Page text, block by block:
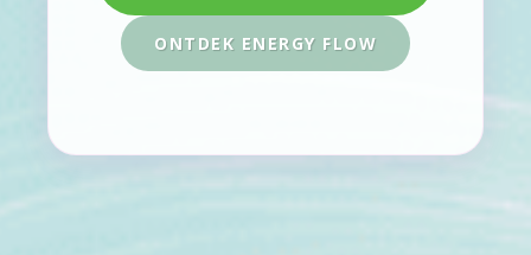
ONTDEK ENERGY FLOW